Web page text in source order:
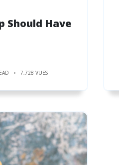
Should Have
7,728 VUES